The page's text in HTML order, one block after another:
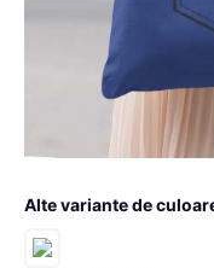
Alte variante de